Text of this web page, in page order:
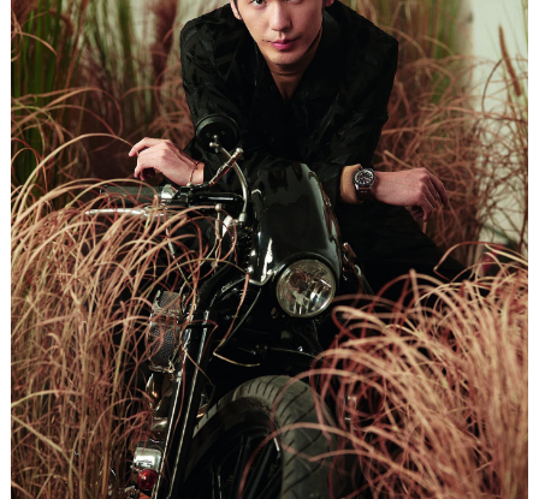
太原市迎泽区解放路15号亨得利名表服务中心（品牌授权店）3层整层（需提前预约）
沈阳市沈河区中街路83号亨得利名表服务中心（品牌授权店）1层整层（需提前预约）
乌鲁木齐市天山区红山路26号时代广场（CCMALL）C座17层17-B（需提前预约）
温州市鹿城区锦绣路1067号置信广场10层1015室（需提前预约）
哈尔滨市道里区友谊西路600号富力中心T2座写字楼29层03室（需提前预约）
大连市中山区人民路15号国际金融大厦7层G室（需提前预约）
佛山市禅城区季华五路57号万科金融中心C座12层1205室（需提前预约）
东莞市东城街道鸿福东路1号民盈国贸中心T1写字楼9层907室（需提前预约）
无锡市梁溪区人民中路139号恒隆广场写字楼1座11层1104室（需提前预约）
南通市崇川区工农路57号圆融广场写字楼16层1603室（需提前预约）
苏州市苏州工业园区星港街199号苏州中心办公楼C座22层08室（需提前预约）
武汉市江汉区解放大道686号世界贸易大厦38层09室（需提前预约）
南宁市青秀区金湖路59号地王大厦12楼1224室（需提前预约）
合肥市蜀山区潜山路111号万象城华润大厦B座12楼03室（需提前预约）